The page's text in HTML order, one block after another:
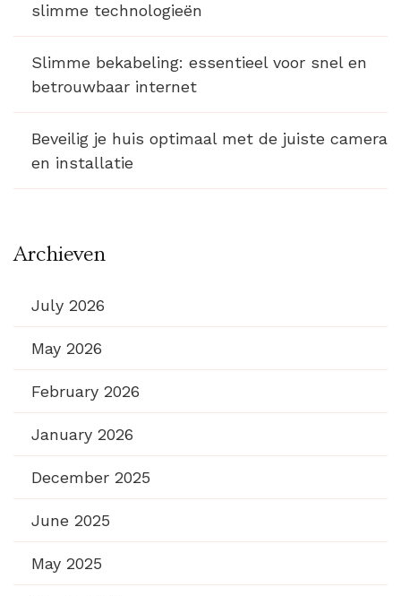
slimme technologieën
Slimme bekabeling: essentieel voor snel en
betrouwbaar internet
Beveilig je huis optimaal met de juiste camera
en installatie
Archieven
July 2026
May 2026
February 2026
January 2026
December 2025
June 2025
May 2025